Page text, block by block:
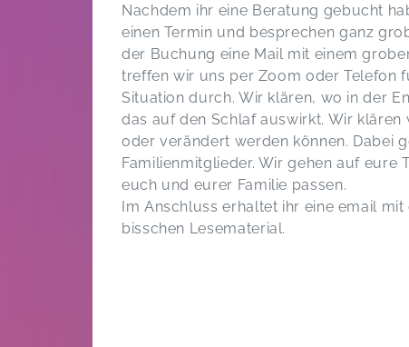
Nachdem ihr eine Beratung gebucht
einen Termin und besprechen ganz
der Buchung eine Mail mit einem
treffen wir uns per Zoom oder Telefon
Situation durch. Wir klären, wo in der
das auf den Schlaf auswirkt. Wir
oder verändert werden können. Dabei
Familienmitglieder. Wir gehen auf eure
euch und eurer Familie passen.
Im Anschluss erhaltet ihr eine email
bisschen Lesematerial.